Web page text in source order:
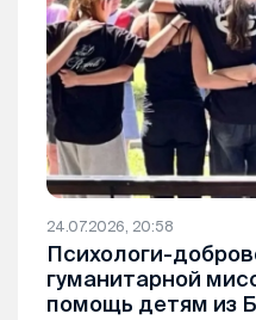
24.07.2026, 20:58
Психологи-
гуманитарной
помощь детям из